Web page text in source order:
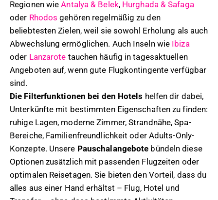
Regionen wieAntalya & Belek, Hurghada & Safaga
oder Rhodos gehören regelmäßig zu den
beliebtesten Zielen, weil sie sowohl Erholung als auch
Abwechslung ermöglichen. Auch Inseln wie Ibiza
oder Lanzarote tauchen häufig in tagesaktuellen
Angeboten auf, wenn gute Flugkontingente verfügbar
sind.
Die Filterfunktionen bei den Hotels helfen dir dabei,
Unterkünfte mit bestimmten Eigenschaften zu finden:
ruhige Lagen, moderne Zimmer, Strandnähe, Spa-
Bereiche, Familienfreundlichkeit oder Adults-Only-
Konzepte. Unsere Pauschalangebote bündeln diese
Optionen zusätzlich mit passenden Flugzeiten oder
optimalen Reisetagen. Sie bieten den Vorteil, dass du
alles aus einer Hand erhältst – Flug, Hotel und